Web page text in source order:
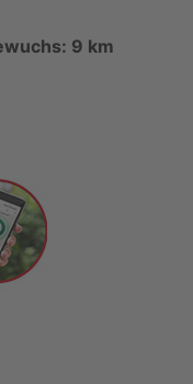
9 km